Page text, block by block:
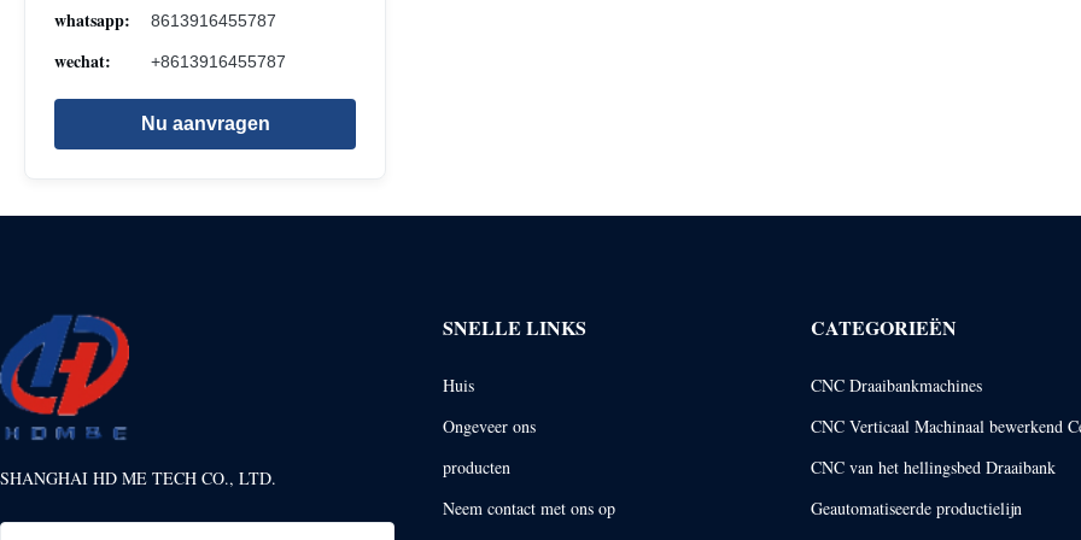
whatsapp: 8613916455787
wechat: +8613916455787
Nu aanvragen
SHANGHAI HD ME TECH CO., LTD.
SNELLE LINKS
Huis
Ongeveer ons
producten
Neem contact met ons op
CATEGORIEËN
CNC Draaibankmachines
CNC Verticaal Machinaal bewerkend
CNC van het hellingsbed Draaibank
Geautomatiseerde productielijn